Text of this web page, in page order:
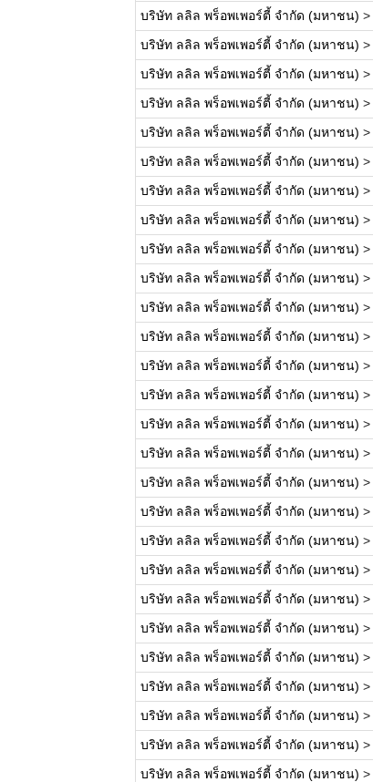
บริษัท ลลิล พร็อพเพอร์ตี้ จำกัด (มหาชน) >
บริษัท ลลิล พร็อพเพอร์ตี้ จำกัด (มหาชน) >
บริษัท ลลิล พร็อพเพอร์ตี้ จำกัด (มหาชน) >
บริษัท ลลิล พร็อพเพอร์ตี้ จำกัด (มหาชน) >
บริษัท ลลิล พร็อพเพอร์ตี้ จำกัด (มหาชน) >
บริษัท ลลิล พร็อพเพอร์ตี้ จำกัด (มหาชน) >
บริษัท ลลิล พร็อพเพอร์ตี้ จำกัด (มหาชน) >
บริษัท ลลิล พร็อพเพอร์ตี้ จำกัด (มหาชน) >
บริษัท ลลิล พร็อพเพอร์ตี้ จำกัด (มหาชน) >
บริษัท ลลิล พร็อพเพอร์ตี้ จำกัด (มหาชน) >
บริษัท ลลิล พร็อพเพอร์ตี้ จำกัด (มหาชน) >
บริษัท ลลิล พร็อพเพอร์ตี้ จำกัด (มหาชน) >
บริษัท ลลิล พร็อพเพอร์ตี้ จำกัด (มหาชน) >
บริษัท ลลิล พร็อพเพอร์ตี้ จำกัด (มหาชน) >
บริษัท ลลิล พร็อพเพอร์ตี้ จำกัด (มหาชน) >
บริษัท ลลิล พร็อพเพอร์ตี้ จำกัด (มหาชน) >
บริษัท ลลิล พร็อพเพอร์ตี้ จำกัด (มหาชน) >
บริษัท ลลิล พร็อพเพอร์ตี้ จำกัด (มหาชน) >
บริษัท ลลิล พร็อพเพอร์ตี้ จำกัด (มหาชน) >
บริษัท ลลิล พร็อพเพอร์ตี้ จำกัด (มหาชน) >
บริษัท ลลิล พร็อพเพอร์ตี้ จำกัด (มหาชน) >
บริษัท ลลิล พร็อพเพอร์ตี้ จำกัด (มหาชน) >
บริษัท ลลิล พร็อพเพอร์ตี้ จำกัด (มหาชน) >
บริษัท ลลิล พร็อพเพอร์ตี้ จำกัด (มหาชน) >
บริษัท ลลิล พร็อพเพอร์ตี้ จำกัด (มหาชน) >
บริษัท ลลิล พร็อพเพอร์ตี้ จำกัด (มหาชน) >
บริษัท ลลิล พร็อพเพอร์ตี้ จำกัด (มหาชน) >